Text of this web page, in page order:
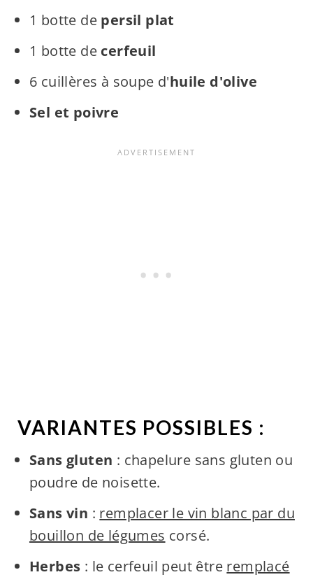
1 botte de persil plat
1 botte de cerfeuil
6 cuillères à soupe d'huile d'olive
Sel et poivre
VARIANTES POSSIBLES :
Sans gluten : chapelure sans gluten ou
poudre de noisette.
Sans vin : remplacer le vin blanc par du
bouillon de légumes corsé.
Herbes : le cerfeuil peut être remplacé